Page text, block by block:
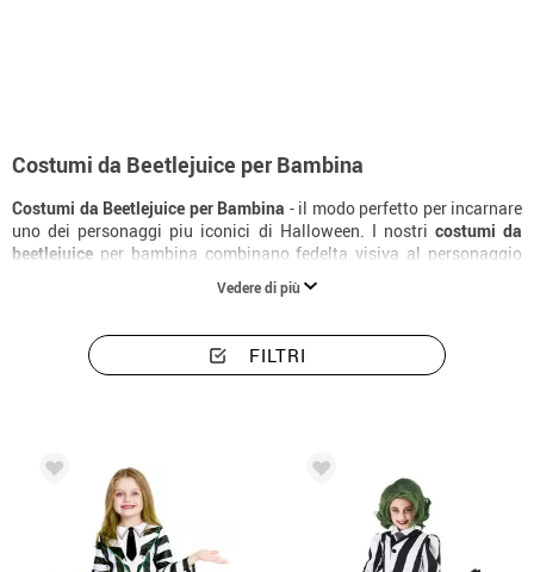
Costumi da Beetlejuice per Bambina
Costumi da Beetlejuice per Bambina - il modo perfetto per incarnare
uno dei personaggi piu iconici di Halloween. I nostri costumi da
beetlejuice per bambina combinano fedelta visiva al personaggio
con comfort per un'intera notte di festa. Con diversi livelli di
elaborazione disponibili, trovi ilcostume da beetlejuice per bambina
Vedere di più
FILTRI